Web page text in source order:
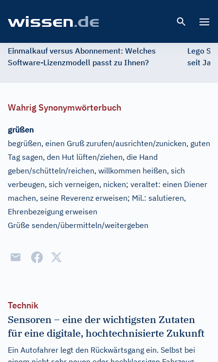
Einmalkauf versus Abonnement: Welches
Software-Lizenzmodell passt zu Ihnen?
Lego
seit
Wahrig Synonymwörterbuch
grüßen
begrüßen, einen Gruß zurufen/ausrichten/zunicken, guten
Tag sagen, den Hut lüften/ziehen, die Hand
geben/schütteln/reichen, willkommen heißen, sich
verbeugen, sich verneigen, nicken; veraltet: einen Diener
machen, seine Reverenz erweisen; Mil.: salutieren,
Ehrenbezeigung erweisen
Grüße senden/übermitteln/weitergeben
Technik
Sensoren – eine der wichtigsten Zutaten
für eine digitale, hochtechnisierte Zukunft
Ein Autofahrer legt den Rückwärtsgang ein. Selbst bei